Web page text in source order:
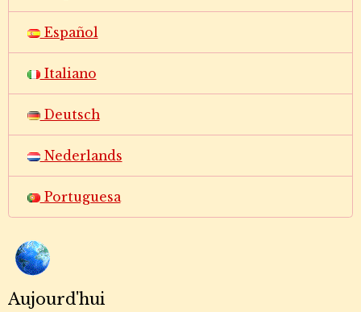
Español
Italiano
Deutsch
Nederlands
Portuguesa
Aujourd'hui